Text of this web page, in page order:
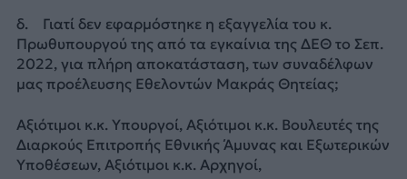
δ. Γιατί δεν εφαρμόστηκε η εξαγγελία του κ.
Πρωθυπουργού της από τα εγκαίνια της ΔΕΘ το Σεπ.
2022, για πλήρη αποκατάσταση, των συναδέλφων
μας προέλευσης Εθελοντών Μακράς Θητείας;
Αξιότιμοι κ.κ. Υπουργοί, Αξιότιμοι κ.κ. Βουλευτές της
Διαρκούς Επιτροπής Εθνικής Άμυνας και Εξωτερικών
Υποθέσεων, Αξιότιμοι κ.κ. Αρχηγοί,